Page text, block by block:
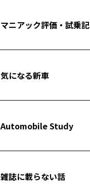
マニアック評価・試乗記
気になる新車
Automobile Study
雑誌に載らない話